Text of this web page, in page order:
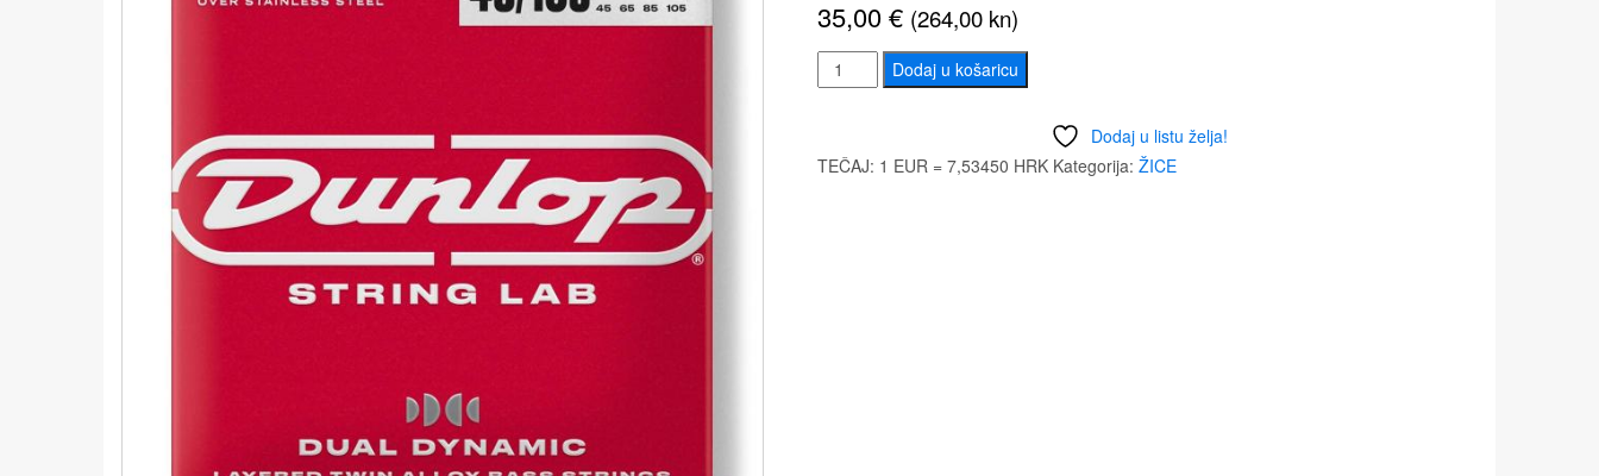
35,00€ (264,00 kn)
DUNLOP
DBHYN45105
DYNAMIC
Dodaj u košaricu
Dodaj u listu želja!
TEČAJ: 1 EUR = 7,53450 HRK Kategorija: ŽICE